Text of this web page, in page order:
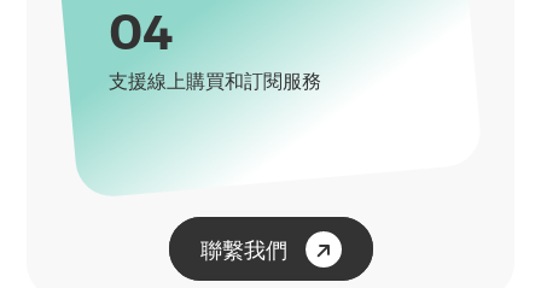
04
支援線上購買和訂閱服務
聯繫我們